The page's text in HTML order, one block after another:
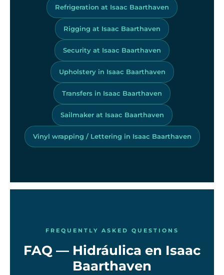
Refrigeration at Isaac Baarthaven
Rigging at Isaac Baarthaven
Security at Isaac Baarthaven
Upholstery in Isaac Baarthaven
Transfers in Isaac Baarthaven
Sailmaker at Isaac Baarthaven
Vinyl wrapping / Lettering in Isaac Baarthaven
FREQUENTLY ASKED QUESTIONS
FAQ — Hidráulica en Isaac
Baarthaven